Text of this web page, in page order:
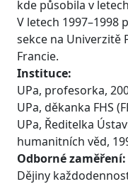
kde působila v
V letech 1997–1998
sekce na Univerzitě
Francie.
Instituce:
UPa, profesorka,
UPa, děkanka FHS
UPa, Ředitelka
humanitních věd,
Odborné zaměření:
Dějiny